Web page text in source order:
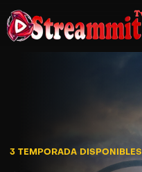
3 TEMPORADA DISPONIBLES